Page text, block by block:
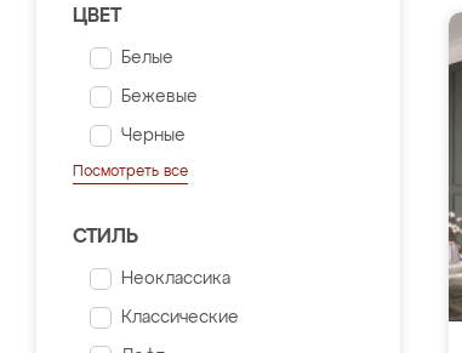
ЦВЕТ
Белые
Бежевые
Черные
Посмотреть все
СТИЛЬ
Неоклассика
Классические